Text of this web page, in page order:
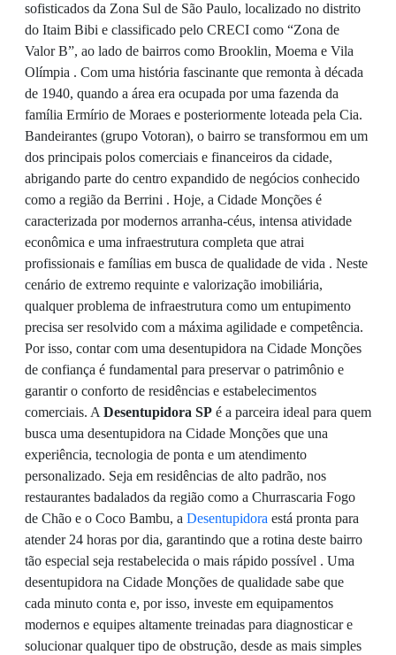
sofisticados da Zona Sul de São Paulo, localizado no distrito
do Itaim Bibi e classificado pelo CRECI como “Zona de
Valor B”, ao lado de bairros como Brooklin, Moema e Vila
Olímpia . Com uma história fascinante que remonta à década
de 1940, quando a área era ocupada por uma fazenda da
família Ermírio de Moraes e posteriormente loteada pela Cia.
Bandeirantes (grupo Votoran), o bairro se transformou em um
dos principais polos comerciais e financeiros da cidade,
abrigando parte do centro expandido de negócios conhecido
como a região da Berrini . Hoje, a Cidade Monções é
caracterizada por modernos arranha-céus, intensa atividade
econômica e uma infraestrutura completa que atrai
profissionais e famílias em busca de qualidade de vida . Neste
cenário de extremo requinte e valorização imobiliária,
qualquer problema de infraestrutura como um entupimento
precisa ser resolvido com a máxima agilidade e competência.
Por isso, contar com uma desentupidora na Cidade Monções
de confiança é fundamental para preservar o patrimônio e
garantir o conforto de residências e estabelecimentos
comerciais. A Desentupidora SP é a parceira ideal para quem
busca uma desentupidora na Cidade Monções que una
experiência, tecnologia de ponta e um atendimento
personalizado. Seja em residências de alto padrão, nos
restaurantes badalados da região como a Churrascaria Fogo
de Chão e o Coco Bambu, a Desentupidora está pronta para
atender 24 horas por dia, garantindo que a rotina deste bairro
tão especial seja restabelecida o mais rápido possível . Uma
desentupidora na Cidade Monções de qualidade sabe que
cada minuto conta e, por isso, investe em equipamentos
modernos e equipes altamente treinadas para diagnosticar e
solucionar qualquer tipo de obstrução, desde as mais simples